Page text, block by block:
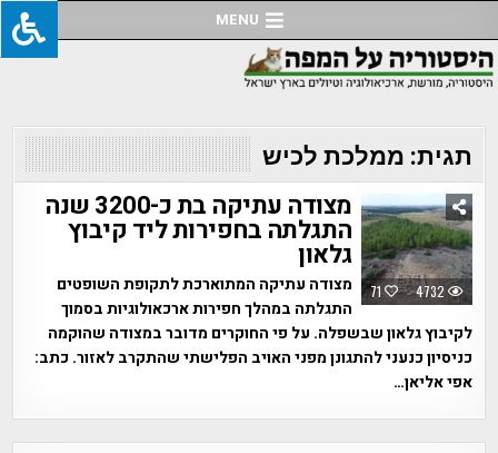
to
content
MENU
תגית: ממלכת לכיש
71 4732
מצודה עתיקה בת כ-3200 שנה
התגלתה בחפירות ליד קיבוץ
גלאון
מצודה עתיקה המתוארכת לתקופת השופטים
התגלתה במהלך חפירות ארכאולוגיות בסמוך
לקיבוץ גלאון שבשפלה. על פי החוקרים מדובר במצודה שהוקמה
כניסיון כנעני להתגונן מפני האויב הפלישתי שהתקרב לאזור. כתב:
אפי אליאן…